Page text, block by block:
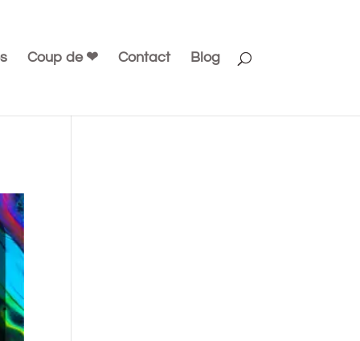
Coup de ❤ Contact Blog